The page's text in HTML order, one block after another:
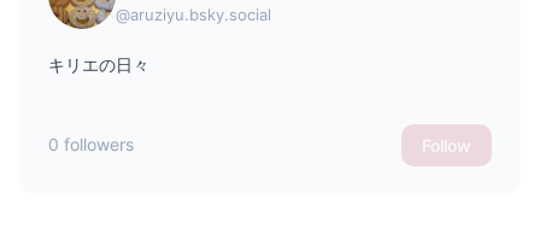
@aruziyu.bsky.social
キリエの日々
0 followers Follow